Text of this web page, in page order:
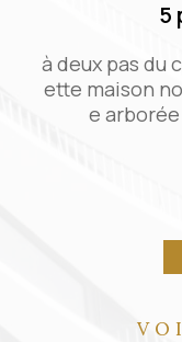
Agréable
de l'ancien et
ce de